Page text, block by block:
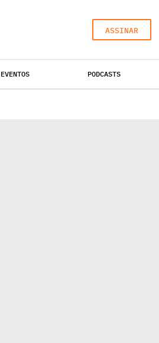
ASSINAR
EVENTOS PODCASTS